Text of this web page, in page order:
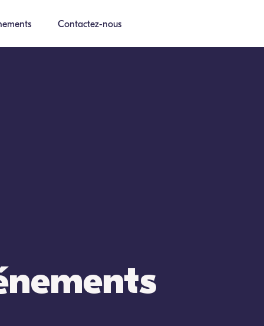
Contactez-nous